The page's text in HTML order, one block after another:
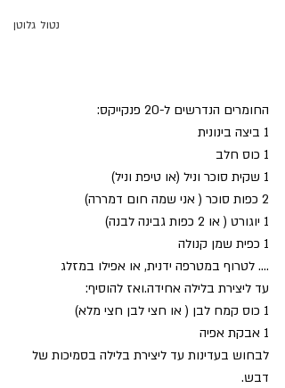
נטול גלוטן
החומרים הנדרשים ל-20 פנקייקס:
1 ביצה בינונית
1 כוס חלב
1 שקית סוכר וניל (או טיפת וניל)
2 כפות סוכר ( אני שמה חום דמררה)
1 יוגורט ( או 2 כפות גבינה לבנה)
1 כפית שמן קנולה
.... לטרוף במטרפה ידנית, או אפילו במזלג
עד ליצירת בלילה אחידה.ואז להוסיף:
1 כוס קמח לבן ( או חצי לבן חצי מלא)
1 אבקת אפיה
לבחוש בעדינות עד ליצירת בלילה בסמיכות של
דבש.